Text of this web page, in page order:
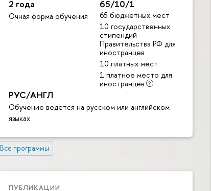
2 года
Очная форма обучения
65/10/1
65 бюджетных мест
10 государственных
стипендий
Правительства РФ для
иностранцев
10 платных мест
1 платное место для
иностранцев
РУС/АНГЛ
Обучение ведется на русском или английском
языках
Все программы
ПУБЛИКАЦИИ